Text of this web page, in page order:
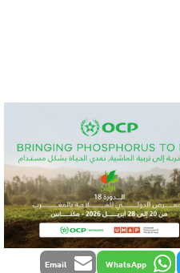
WhatsApp
Email